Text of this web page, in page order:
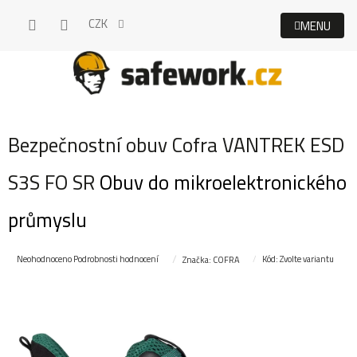
CZK
Bezpečnostní obuv Cofra VANTREK ESD
S3S FO SRObuv do mikroelektronického
průmyslu
Průměrné
0,0
NeohodnocenoPodrobnosti hodnocení Značka: COFRA Kód:Zvolte variantu